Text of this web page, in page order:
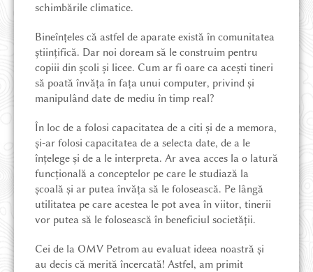
VIEW IN ENGLISH
REDIRECȚIONEAZĂ 3.5%
PARTENERIATE ȘI CSR
OFERTĂ EDUCAȚIONALĂ
schimbările climatice.
Bineînțeles că astfel de aparate există în comunitatea
științifică. Dar noi doream să le construim pentru
copiii din școli și licee. Cum ar fi oare ca acești tineri
să poată învăța în fața unui computer, privind și
manipulând date de mediu în timp real?
În loc de a folosi capacitatea de a citi și de a memora,
și-ar folosi capacitatea de a selecta date, de a le
înțelege și de a le interpreta. Ar avea acces la o latură
funcțională a conceptelor pe care le studiază la
școală și ar putea învăța să le folosească. Pe lângă
utilitatea pe care acestea le pot avea în viitor, tinerii
vor putea să le folosească în beneficiul societății.
Cei de la OMV Petrom au evaluat ideea noastră și
au decis că merită încercată! Astfel, am primit